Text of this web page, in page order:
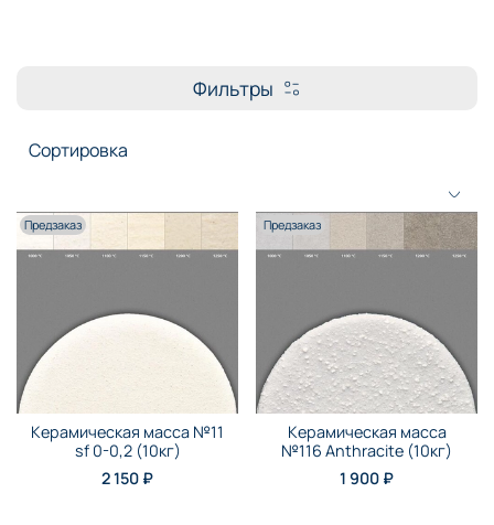
Фильтры
Предзаказ
Керамическая масса №11
sf 0-0,2 (10кг)
2 150 ₽
Предзаказ
Керамическая масса
№116 Anthraсite (10кг)
1 900 ₽